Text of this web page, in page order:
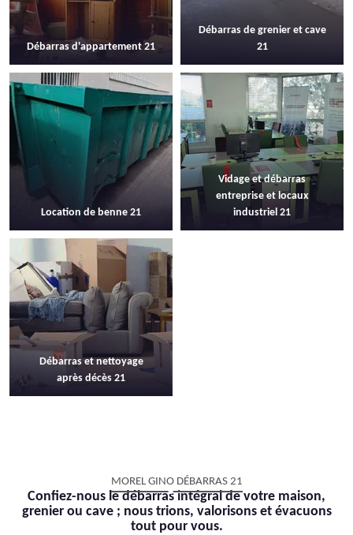
Débarras d'appartement 21
Débarras de grenier et cave
21
Location de benne 21
Vidage et débarras
entreprise et locaux
industriel 21
Débarras et nettoyage
après décès 21
MOREL GINO DÉBARRAS 21
Confiez-nous le débarras intégral de votre maison,
grenier ou cave ; nous trions, valorisons et évacuons
tout pour vous.